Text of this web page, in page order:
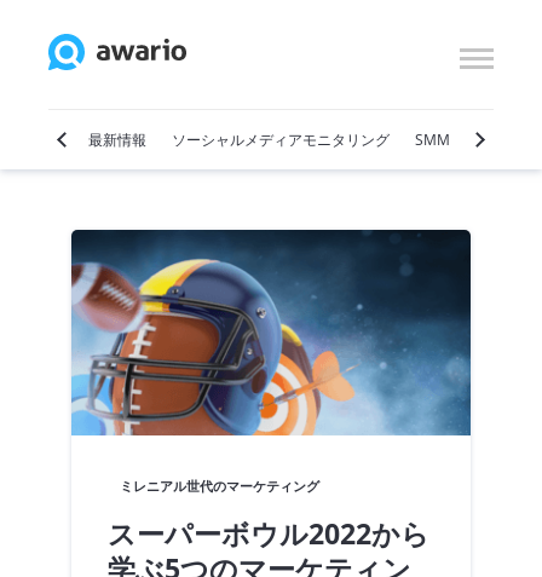
ティング 最新情報 ソーシャルメディアモニタリング SMM ソーシャ
ミレニアル世代のマーケティング
スーパーボウル2022から
学ぶ5つのマーケティン